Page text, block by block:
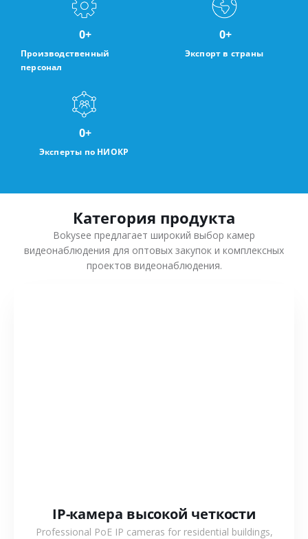
Производственный
персонал
0+
Экспорт в страны
0+
Эксперты по НИОКР
0+
Категория продукта
Bokysee предлагает широкий выбор камер
видеонаблюдения для оптовых закупок и комплексных
проектов видеонаблюдения.
IP-камера высокой четкости
Professional PoE IP cameras for residential buildings,